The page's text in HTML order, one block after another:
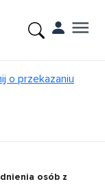
o przekazaniu
osób z